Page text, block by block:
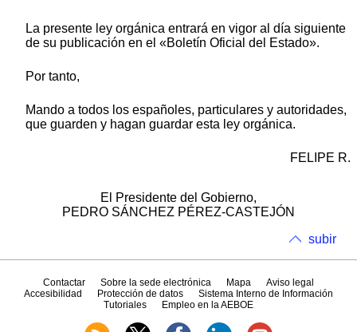
La presente ley orgánica entrará en vigor al día siguiente
de su publicación en el «Boletín Oficial del Estado».
Por tanto,
Mando a todos los españoles, particulares y autoridades,
que guarden y hagan guardar esta ley orgánica.
FELIPE R.
El Presidente del Gobierno,
PEDRO SÁNCHEZ PÉREZ-CASTEJÓN
subir
Contactar Sobre la sede electrónica Mapa
Aviso legal
Accesibilidad
Protección de datos
Sistema Interno de Información
Tutoriales
Empleo en la AEBOE